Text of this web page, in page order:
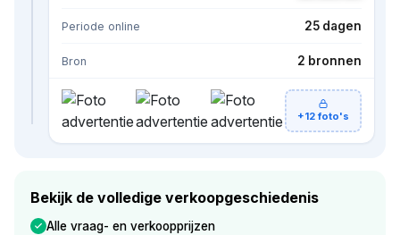
Periode online 25 dagen
Bron 2 bronnen
+12 foto's
Bekijk de volledige verkoopgeschiedenis
Alle vraag- en verkoopprijzen